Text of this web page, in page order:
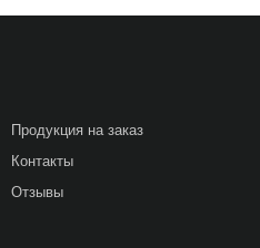
Продукция на заказ
Контакты
Отзывы